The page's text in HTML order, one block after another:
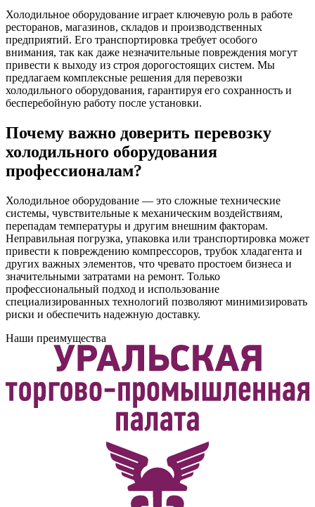
Холодильное оборудование играет ключевую роль в работе
ресторанов, магазинов, складов и производственных
предприятий. Его транспортировка требует особого
внимания, так как даже незначительные повреждения могут
привести к выходу из строя дорогостоящих систем. Мы
предлагаем комплексные решения для перевозки
холодильного оборудования, гарантируя его сохранность и
бесперебойную работу после установки.
Почему важно доверить перевозку
холодильного оборудования
профессионалам?
Холодильное оборудование — это сложные технические
системы, чувствительные к механическим воздействиям,
перепадам температуры и другим внешним факторам.
Неправильная погрузка, упаковка или транспортировка может
привести к повреждению компрессоров, трубок хладагента и
других важных элементов, что чревато простоем бизнеса и
значительными затратами на ремонт. Только
профессиональный подход и использование
специализированных технологий позволяют минимизировать
риски и обеспечить надежную доставку.
Наши преимущества